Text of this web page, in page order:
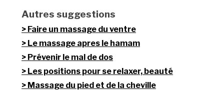
Autres suggestions
Faire un massage du ventre
Le massage apres le hamam
Prévenir le mal de dos
Les positions pour se relaxer, beauté
Massage du pied et de la cheville